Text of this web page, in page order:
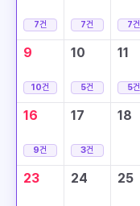
7건 7건 7건
9
10건
10
5건
11
5건
16
9건
17
3건
18
23 24 25